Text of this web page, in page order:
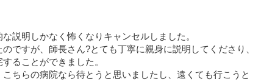
説明しかなく怖くなりキャンセルしました。
ですが、師長さん?とても丁寧に親身に説明してくださり、
ることができました。
ちらの病院なら待とうと思いましたし、遠くても行こうと